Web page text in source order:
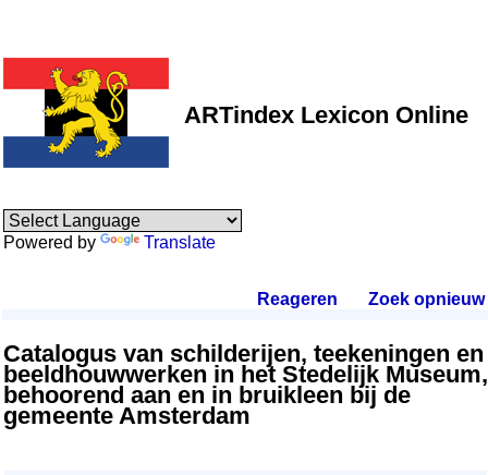
ARTindex Lexicon Online
Powered by Translate
Reageren Zoek opnieuw.
Catalogus van schilderijen, teekeningen en
beeldhouwwerken in het Stedelijk Museum,
behoorend aan en in bruikleen bij de
gemeente Amsterdam